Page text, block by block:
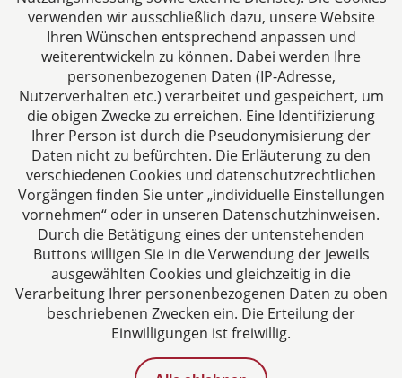
Zertifiziertes Kanzleimanagement
verwenden wir ausschließlich dazu, unsere Website
Ihren Wünschen entsprechend anpassen und
weiterentwickeln zu können. Dabei werden Ihre
personenbezogenen Daten (IP-Adresse,
Nutzerverhalten etc.) verarbeitet und gespeichert, um
die obigen Zwecke zu erreichen. Eine Identifizierung
Ihrer Person ist durch die Pseudonymisierung der
Daten nicht zu befürchten. Die Erläuterung zu den
verschiedenen Cookies und datenschutzrechtlichen
Vorgängen finden Sie unter „individuelle Einstellungen
vornehmen“ oder in unseren Datenschutzhinweisen.
Durch die Betätigung eines der untenstehenden
Buttons willigen Sie in die Verwendung der jeweils
ausgewählten Cookies und gleichzeitig in die
Verarbeitung Ihrer personenbezogenen Daten zu oben
beschriebenen Zwecken ein. Die Erteilung der
Einwilligungen ist freiwillig.